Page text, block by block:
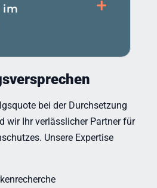
im
bei der Durchsetzung
wir Ihr verlässlicher Partner für
Unsere Expertise